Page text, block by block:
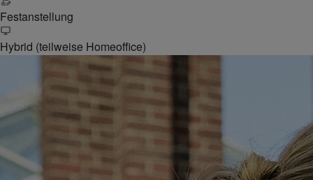
Festanstellung
Hybrid (teilweise Homeoffice)